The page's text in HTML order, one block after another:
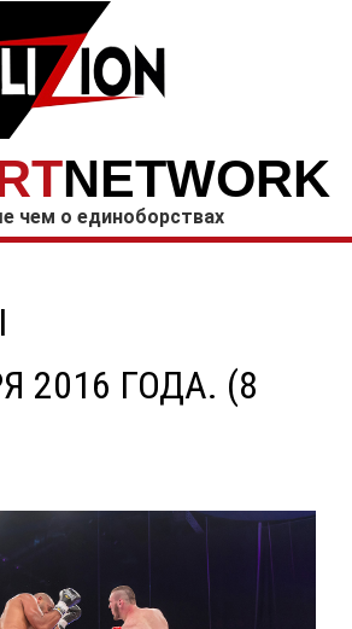
NETWORK
чем о единоборствах
2016 ГОДА. (8